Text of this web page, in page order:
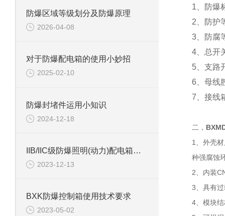
防爆区域等级划分及防爆原理
2026-04-08
对于防爆配电箱的使用小妙招
2025-02-10
防爆封堵件运用小知识
2024-12-18
IIB/IIC级防爆照明(动力)配电箱等级选择
2023-12-13
BXK防爆控制箱使用技术要求
2023-05-02
1、防爆
2、防护
3、防腐
4、总开
5、支路
6、母线
7、接线
二，
1、外壳
种强腐蚀
2、内装
3、具有
4、模块